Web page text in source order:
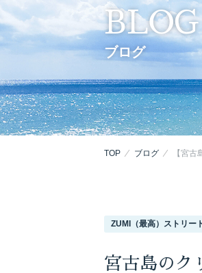
BLOG
ブログ
TOP ブログ 【宮
ZUMI（最高）ストリー
宮古島のク